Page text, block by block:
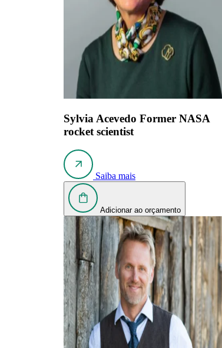
Sylvia Acevedo Former NASA
rocket scientist
Saiba mais
Adicionar ao orçamento